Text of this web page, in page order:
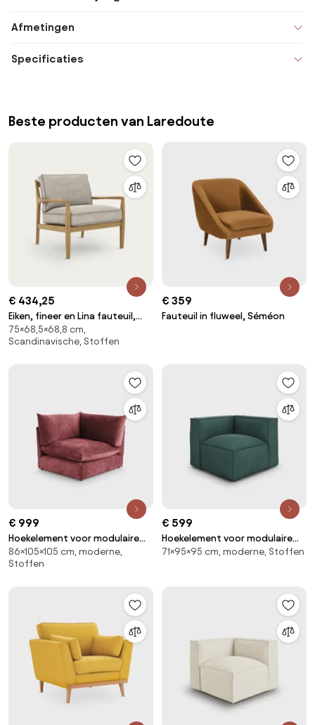
Afmetingen
Specificaties
Beste producten van Laredoute
€ 434,25
Eiken, fineer en Lina fauteuil,
DILMA
75×68,5×68,8 cm,
Scandinavische, Stoffen
€ 359
Fauteuil in fluweel, Séméon
€ 999
Hoekelement voor modulaire
bank, in structuurfluweel, Malo
86×105×105 cm, moderne,
Stoffen
€ 599
Hoekelement voor modulaire
bank, in ribfluweel, Seven
71×95×95 cm, moderne, Stoffen